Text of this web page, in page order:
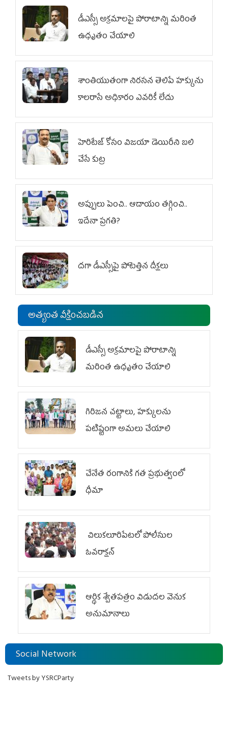
డీఎస్సీ అక్రమాలపై పోరాటాన్ని మరింత
ఉధృతం చేయాలి
శాంతియుతంగా నిరసన తెలిపే హక్కును
కాలరాసే అధికారం ఎవరికీ లేదు
హెరిటేజ్ కోసం విజయా డెయిరీని బలి
చేసే కుట్ర‌
అప్పులు పెంచి.. ఆదాయం తగ్గించి..
ఇదేనా ప్రగతి?
దగా డీఎస్సీపై పోటెత్తిన దీక్షలు
అత్యంత వీక్షించబడిన
డీఎస్సీ అక్రమాలపై పోరాటాన్ని
మరింత ఉధృతం చేయాలి
గిరిజన చట్టాలు, హక్కులను
పటిష్టంగా అమలు చేయాలి
చేనేత రంగానికి గత ప్రభుత్వంలో
ధీమా
చిలుక‌లూరిపేట‌లో పోలీసుల
ఓవ‌రాక్ష‌న్‌
ఆర్థిక శ్వేతపత్రం విడుదల వెనుక
అనుమానాలు
Social Network
Tweets by YSRCParty